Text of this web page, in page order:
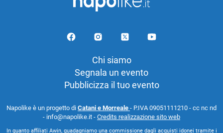
Chi siamo
Segnala un evento
Pubblicizza il tuo evento
Napolike è un progetto di Catani e Morreale - P.IVA 09051111210 - cc nc nd
- info@napolike.it - Credits realizzazione sito web
In quanto affiliati Awin, guadagniamo una commissione dagli acquisti idonei tramite i